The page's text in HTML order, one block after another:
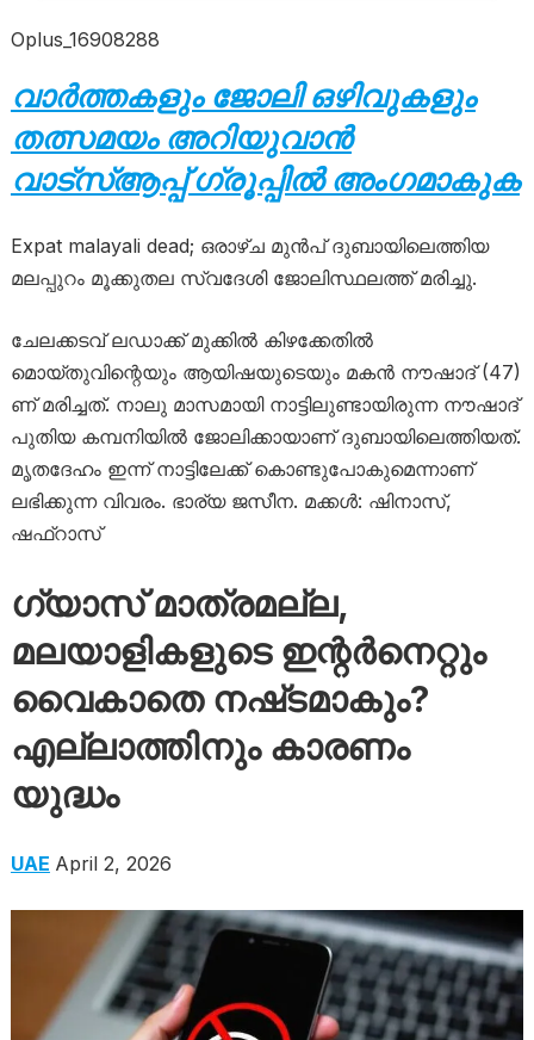
Oplus_16908288
വാർത്തകളും ജോലി ഒഴിവുകളും
തത്സമയം അറിയുവാൻ
വാട്സ്ആപ്പ് ഗ്രൂപ്പിൽ അംഗമാകുക
Expat malayali dead; ഒരാഴ്ച മുൻപ് ദുബായിലെത്തിയ
മലപ്പുറം മൂക്കുതല സ്വദേശി ജോലിസ്ഥലത്ത് മരിച്ചു.
ചേലക്കടവ് ലഡാക്ക് മുക്കിൽ കിഴക്കേതിൽ
മൊയ്തുവിന്റെയും ആയിഷയുടെയും മകൻ നൗഷാദ് (47)
ണ് മരിച്ചത്. നാലു മാസമായി നാട്ടിലുണ്ടായിരുന്ന നൗഷാദ്
പുതിയ കമ്പനിയിൽ ജോലിക്കായാണ് ദുബായിലെത്തിയത്.
മൃതദേഹം ഇന്ന് നാട്ടിലേക്ക് കൊണ്ടുപോകുമെന്നാണ്
ലഭിക്കുന്ന വിവരം. ഭാര്യ ജസീന. മക്കൾ: ഷിനാസ്,
ഷഫ്റാസ്
ഗ്യാസ് മാത്രമല്ല,
മലയാളികളുടെ ഇന്റർനെറ്റും
വൈകാതെ നഷ്‌ടമാകും?
എല്ലാത്തിനും കാരണം
യുദ്ധം
UAE April 2, 2026